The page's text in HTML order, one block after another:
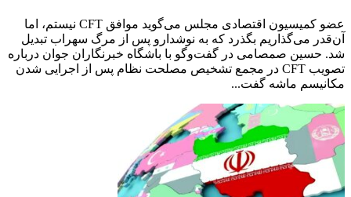
عضو کمیسیون اقتصادی مجلس می‌گوید موافق CFT نیستم، اما
آن‌قدر می‌گذاریم بگذرد که به نوشدارو پس از مرگ سهراب تبدیل
شد. حسین صمصامی در گفت‌وگو با باشگاه خبرنگاران جوان درباره
تصویب CFT در مجمع تشخیص مصلحت نظام پس از اجرایی شدن
مکانیسم ماشه گفت...